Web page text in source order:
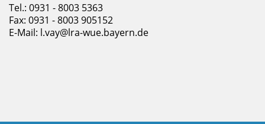
Tel.: 0931 - 8003 5363
Fax: 0931 - 8003 905152
E-Mail: l.vay@lra-wue.bayern.de